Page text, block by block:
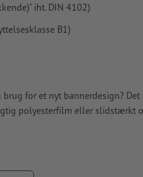
iht. DIN 4102)
B1)
for et nyt bannerdesign?
polyesterfilm eller slidstærkt